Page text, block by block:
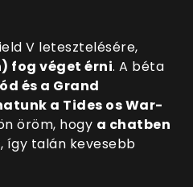
V letesztelésére,
fog véget érni. A béta
és a Grand
a Tides os War-
öröm, hogy a chatben
, így talán kevesebb